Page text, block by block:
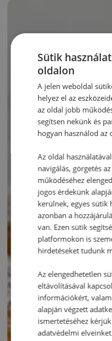
Sütik
oldalon
A jelen weboldal
helyez el az
az oldal jobb
segítsen nekünk és
hogyan használod az
Az oldal
navigálás, görgetés
működéséhez
jogos érdekünk
kerülnek, egyes sütik
azonban a
van. Ezen sütik
platformokon is
hirdetéseket tudunk
Az elengedhetetlen
eltávolításával
információkért,
alapján végzett
ismertetéséhez
adatvédelmi